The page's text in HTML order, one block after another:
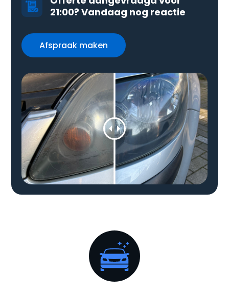
21:00? Vandaag nog reactie
Afspraak maken